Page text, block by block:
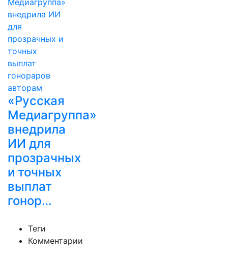
«Русская
Медиагруппа»
внедрила
ИИ для
прозрачных
и точных
выплат
гонор…
Теги
Комментарии